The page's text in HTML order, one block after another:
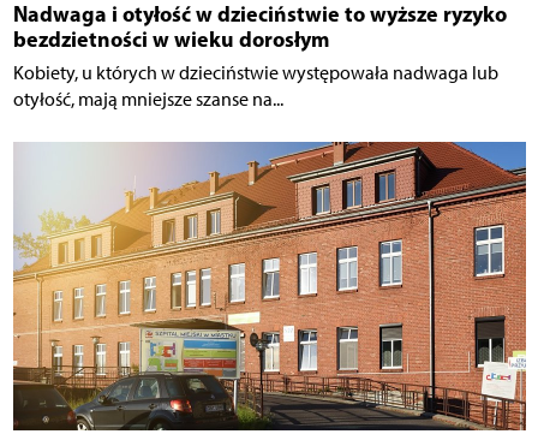
Nadwaga i otyłość w dzieciństwie to wyższe ryzyko
bezdzietności w wieku dorosłym
Kobiety, u których w dzieciństwie występowała nadwaga lub
otyłość, mają mniejsze szanse na...